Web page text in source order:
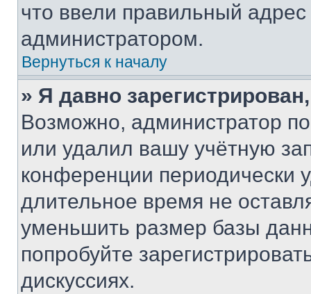
что ввели правильный адрес
администратором.
Вернуться к началу
» Я давно
Возможно, администратор
или удалил вашу учётную
конференции периодически
длительное время не
уменьшить размер базы
попробуйте
дискуссиях.